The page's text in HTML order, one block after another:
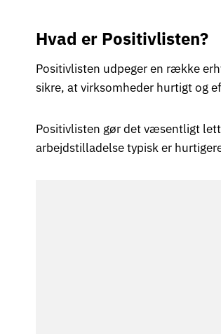
Hvad er Positivlisten?
Positivlisten udpeger en række
sikre, at virksomheder hurtigt og
Positivlisten gør det væsentligt
arbejdstilladelse typisk er